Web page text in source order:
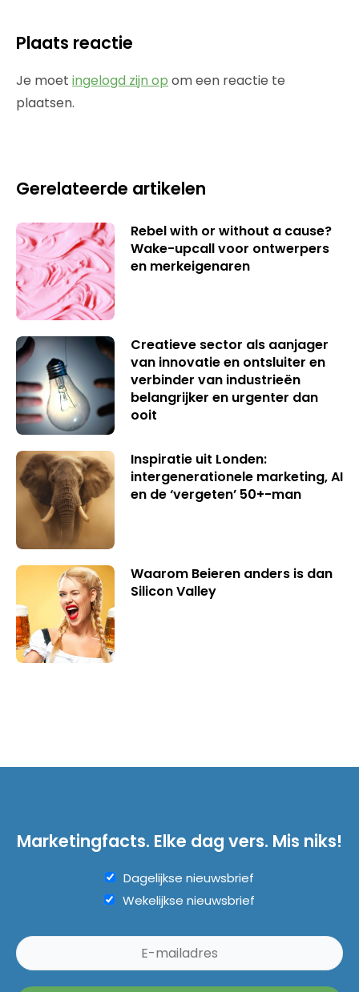
Plaats reactie
Je moet ingelogd zijn op om een reactie te
plaatsen.
Gerelateerde artikelen
Rebel with or without a cause?
Wake-upcall voor ontwerpers
en merkeigenaren
Creatieve sector als aanjager
van innovatie en ontsluiter en
verbinder van industrieën
belangrijker en urgenter dan
ooit
Inspiratie uit Londen:
intergenerationele marketing, AI
en de ‘vergeten’ 50+-man
Waarom Beieren anders is dan
Silicon Valley
Marketingfacts. Elke dag vers. Mis niks!
Dagelijkse nieuwsbrief
Wekelijkse nieuwsbrief